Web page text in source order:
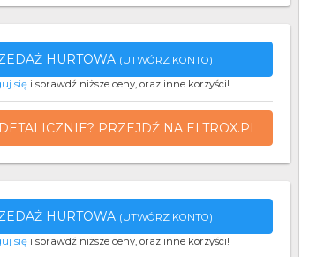
HURTOWA (UTWÓRZ KONTO)
sięi sprawdź niższe ceny, oraz inne korzyści!
PRZEJDŹ NA ELTROX.PL
HURTOWA (UTWÓRZ KONTO)
sięi sprawdź niższe ceny, oraz inne korzyści!